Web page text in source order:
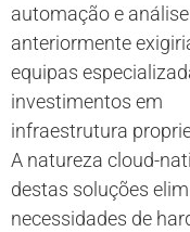
automação e
anteriormente
equipas
investimentos em
infraestrutura
A natureza cloud-
destas soluções
necessidades de